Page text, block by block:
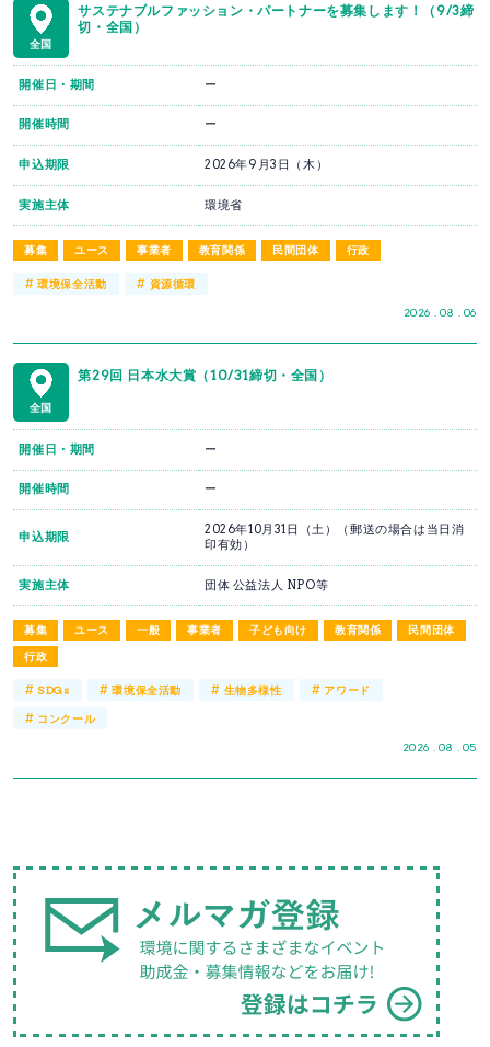
全国
サステナブルファッション・パートナーを募集します！（9/3締
切・全国）
募集 ユース 事業者 教育関係 民間団体 行政
2026 . 08 . 06
開催日・期間 ー
開催時間 ー
申込期限 2026年9月3日（木）
実施主体 環境省
#環境保全活動 # 資源循環
全国
第29回 日本水大賞（10/31締切・全国）
募集 ユース 一般 事業者 子ども向け 教育関係
民間団体
行政
2026 . 08 . 05
開催日・期間 ー
開催時間 ー
申込期限
2026年10月31日（土）（郵送の場合は当日消
印有効）
実施主体 団体 公益法人 NPO等
#SDGs #環境保全活動 # 生物多様性 # アワード
# コンクール